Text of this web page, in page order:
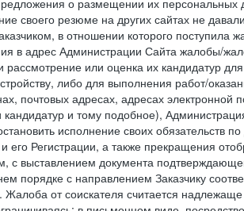
о размещении их
своего резюме на других сайтах не
в отношении которого поступила
в адрес Администрации Сайта жалобы/
или оценка их кандидатур
либо для выполнения работ/
почтовых адресах, адресах электронной
и тому подобное),
исполнение своих обязательств
его Регистрации, а также прекращения
с выставлением документа
порядке с направлением Заказчику
Жалоба от соискателя считается